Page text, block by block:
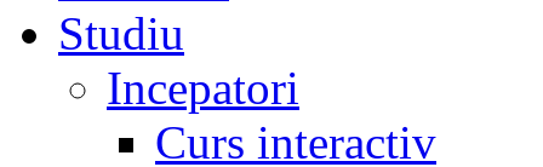
Studiu
Incepatori
Curs interactiv